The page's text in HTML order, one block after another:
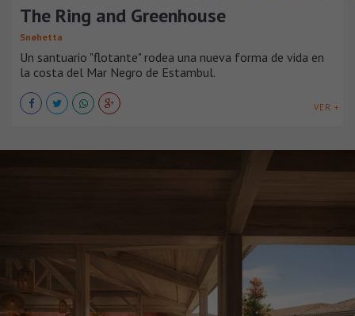
The Ring and Greenhouse
Snøhetta
Un santuario "flotante" rodea una nueva forma de vida en
la costa del Mar Negro de Estambul.
VER +